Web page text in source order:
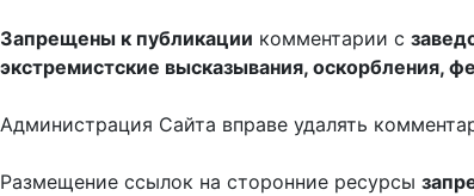
Запрещены к публикации комментарии с
экстремистские высказывания, оскорбления,
Администрация Сайта вправе удалять
Размещение ссылок на сторонние ресурсы